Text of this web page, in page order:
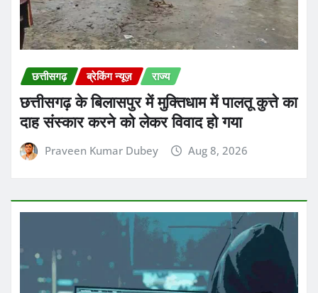
छत्तीसगढ़ ब्रेकिंग न्यूज़ राज्य
छत्तीसगढ़ के बिलासपुर में मुक्तिधाम में पालतू कुत्ते का
दाह संस्कार करने को लेकर विवाद हो गया
Praveen Kumar Dubey Aug 8, 2026